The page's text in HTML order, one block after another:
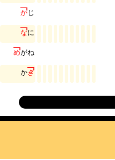
かじ
なに
めがね
かぎ